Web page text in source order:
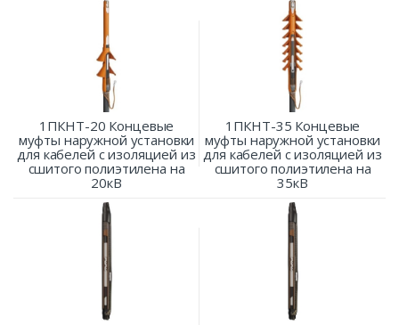
1ПКНТ-20 Концевые
муфты наружной установки
для кабелей с изоляцией из
сшитого полиэтилена на
20кВ
1ПКНТ-35 Концевые
муфты наружной установки
для кабелей с изоляцией из
сшитого полиэтилена на
35кВ